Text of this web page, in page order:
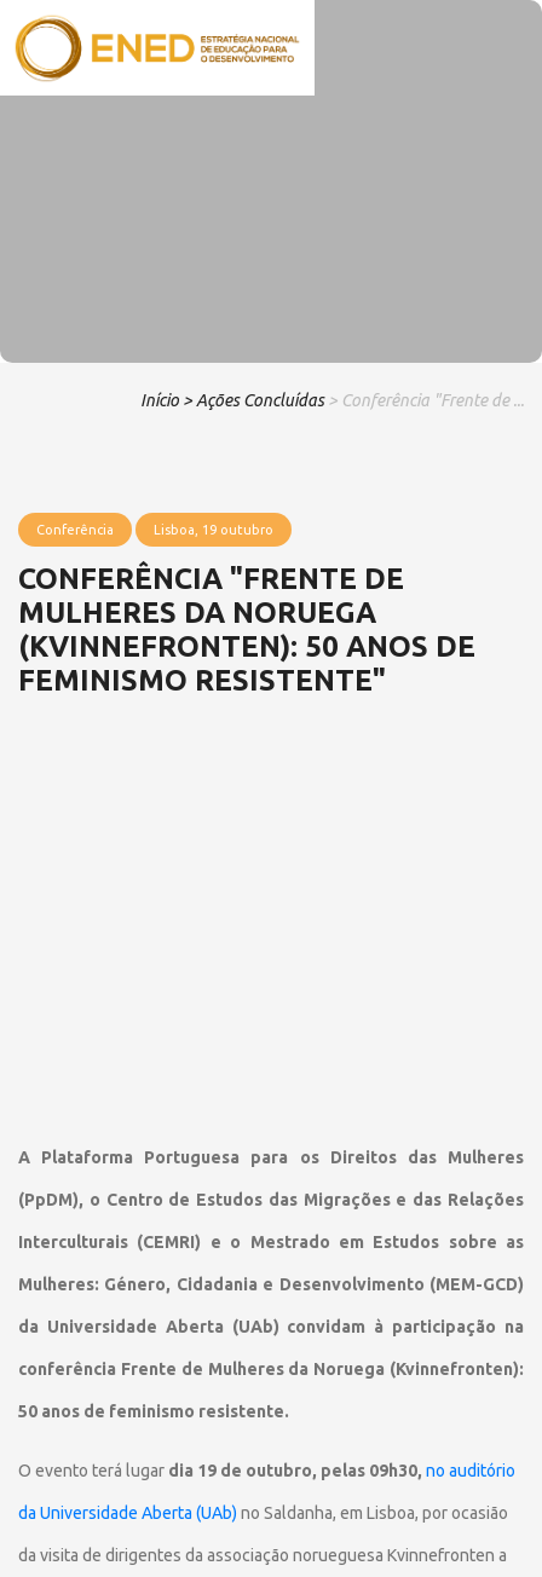
Início > Ações Concluídas > Conferência "Frente de ...
Conferência Lisboa, 19 outubro
CONFERÊNCIA "FRENTE DE
MULHERES DA NORUEGA
(KVINNEFRONTEN): 50 ANOS DE
FEMINISMO RESISTENTE"
A Plataforma Portuguesa para os Direitos das Mulheres
(PpDM), o Centro de Estudos das Migrações e das Relações
Interculturais (CEMRI) e o Mestrado em Estudos sobre as
Mulheres: Género, Cidadania e Desenvolvimento (MEM-GCD)
da Universidade Aberta (UAb) convidam à participação na
conferência Frente de Mulheres da Noruega (Kvinnefronten):
50 anos de feminismo resistente.
O evento terá lugar dia 19 de outubro, pelas 09h30, no auditório
da Universidade Aberta (UAb) no Saldanha, em Lisboa, por ocasião
da visita de dirigentes da associação norueguesa Kvinnefronten a